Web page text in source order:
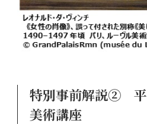
特別事前解説② 平
美術講座